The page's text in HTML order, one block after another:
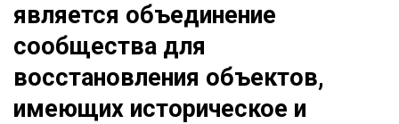
является объединение
сообщества для
восстановления объектов,
имеющих историческое и